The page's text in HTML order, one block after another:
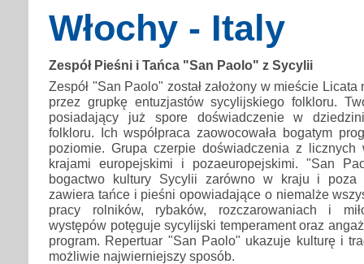
Włochy - Italy
Zespół Pieśni i Tańca "San Paolo" z Sycylii
Zespół "San Paolo" został założony w mieście
przez grupkę entuzjastów sycylijskiego folkloru.
posiadający już spore doświadczenie w
folkloru. Ich współpraca zaowocowała bogatym
poziomie. Grupa czerpie doświadczenia z licznych
krajami europejskimi i pozaeuropejskimi. "San
bogactwo kultury Sycylii zarówno w kraju i poza
zawiera tańce i pieśni opowiadające o niemalże
pracy rolników, rybaków, rozczarowaniach i
występów potęguje sycylijski temperament oraz
program. Repertuar "San Paolo" ukazuje kulturę i
możliwie najwierniejszy sposób.